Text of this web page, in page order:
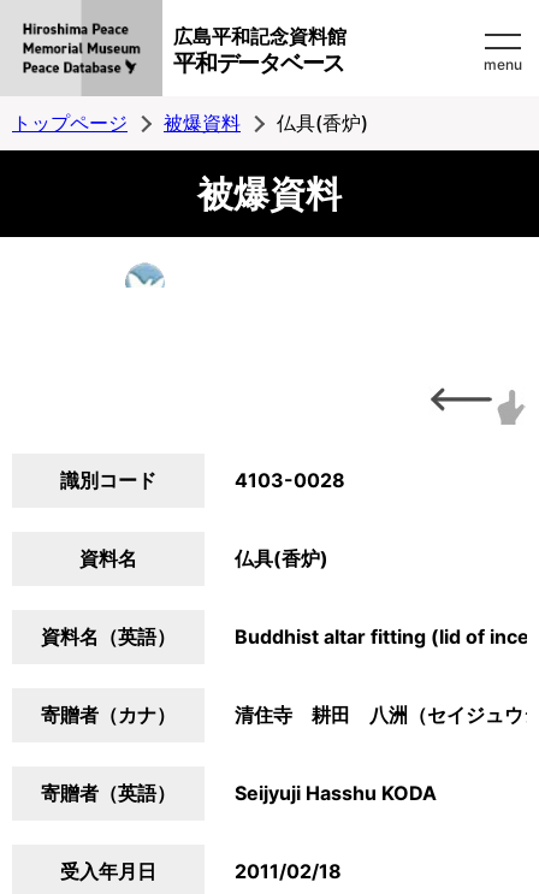
広島平和記念資料館
平和データベース menu
トップページ 被爆資料 仏具(香炉)
被爆資料
識別コード 4103-0028
資料名 仏具(香炉)
資料名（英語） Buddhist altar fitting (lid of
寄贈者（カナ） 清住寺 耕田 八洲（セイジュウ
寄贈者（英語） Seijyuji Hasshu KODA
受入年月日 2011/02/18